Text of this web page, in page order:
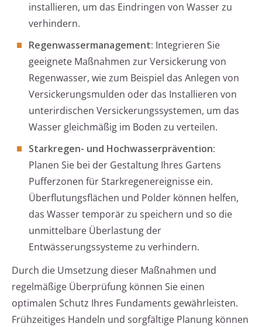
installieren, um das Eindringen von Wasser zu
verhindern.
Regenwassermanagement: Integrieren Sie
geeignete Maßnahmen zur Versickerung von
Regenwasser, wie zum Beispiel das Anlegen von
Versickerungsmulden oder das Installieren von
unterirdischen Versickerungssystemen, um das
Wasser gleichmäßig im Boden zu verteilen.
Starkregen- und Hochwasserprävention:
Planen Sie bei der Gestaltung Ihres Gartens
Pufferzonen für Starkregenereignisse ein.
Überflutungsflächen und Polder können helfen,
das Wasser temporär zu speichern und so die
unmittelbare Überlastung der
Entwässerungssysteme zu verhindern.
Durch die Umsetzung dieser Maßnahmen und
regelmäßige Überprüfung können Sie einen
optimalen Schutz Ihres Fundaments gewährleisten.
Frühzeitiges Handeln und sorgfältige Planung können